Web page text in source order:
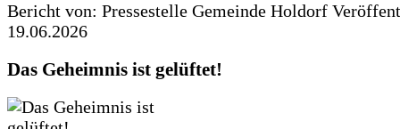
Bericht von: Pressestelle Gemeinde Holdorf
19.06.2026
Das Geheimnis ist gelüftet!